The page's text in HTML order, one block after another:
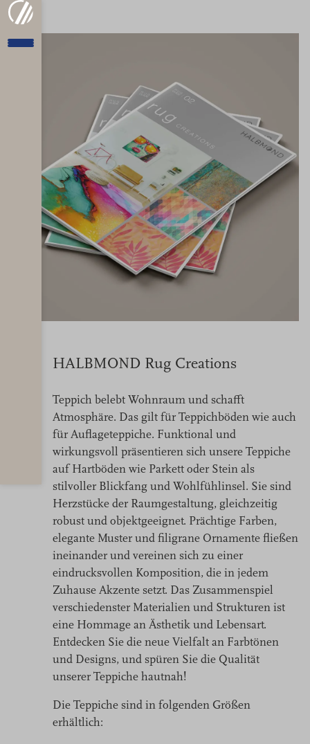
HALBMOND Rug Creations
Teppich belebt Wohnraum und schafft
Atmosphäre. Das gilt für Teppichböden wie auch
für Auflageteppiche. Funktional und
wirkungsvoll präsentieren sich unsere Teppiche
auf Hartböden wie Parkett oder Stein als
stilvoller Blickfang und Wohlfühlinsel. Sie sind
Herzstücke der Raumgestaltung, gleichzeitig
robust und objektgeeignet. Prächtige Farben,
elegante Muster und filigrane Ornamente fließen
ineinander und vereinen sich zu einer
eindrucksvollen Komposition, die in jedem
Zuhause Akzente setzt. Das Zusammenspiel
verschiedenster Materialien und Strukturen ist
eine Hommage an Ästhetik und Lebensart.
Entdecken Sie die neue Vielfalt an Farbtönen
und Designs, und spüren Sie die Qualität
unserer Teppiche hautnah!
Die Teppiche sind in folgenden Größen
erhältlich: